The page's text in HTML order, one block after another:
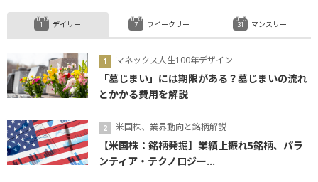
デイリー
マネックス人生100年デザイン
「墓じまい」には期限がある？墓じまいの流れ
とかかる費用を解説
米国株、業界動向と銘柄解説
【米国株：銘柄発掘】業績上振れ5銘柄、パラ
ンティア・テクノロジー...
ウイークリー マンスリー